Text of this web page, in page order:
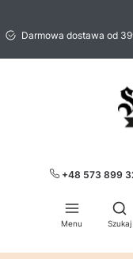
Darmowa dostawa od
+48 573 899
Menu Szukaj